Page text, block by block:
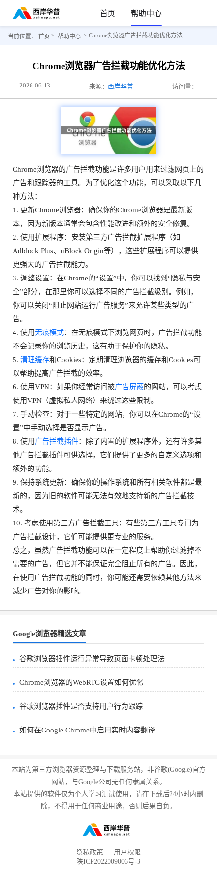
首页 帮助中心
当前位置： 首页 > 帮助中心 > Chrome浏览器广告拦截功能优化方法
Chrome浏览器广告拦截功能优化方法
2026-06-13 来源：西岸华普 访问量：
Chrome浏览器的广告拦截功能是许多用户用来过滤网页上的
广告和跟踪器的工具。为了优化这个功能，可以采取以下几
种方法：
1. 更新Chrome浏览器：确保你的Chrome浏览器是最新版
本，因为新版本通常会包含性能改进和额外的安全修复。
2. 使用扩展程序：安装第三方广告拦截扩展程序（如
Adblock Plus、uBlock Origin等），这些扩展程序可以提供
更强大的广告拦截能力。
3. 调整设置：在Chrome的“设置”中，你可以找到“隐私与安
全”部分，在那里你可以选择不同的广告拦截级别。例如，
你可以关闭“阻止网站运行广告服务”来允许某些类型的广
告。
4. 使用无痕模式：在无痕模式下浏览网页时，广告拦截功能
不会记录你的浏览历史，这有助于保护你的隐私。
5. 清理缓存和Cookies：定期清理浏览器的缓存和Cookies可
以帮助提高广告拦截的效率。
6. 使用VPN：如果你经常访问被广告屏蔽的网站，可以考虑
使用VPN（虚拟私人网络）来绕过这些限制。
7. 手动检查：对于一些特定的网站，你可以在Chrome的“设
置”中手动选择是否显示广告。
8. 使用广告拦截插件：除了内置的扩展程序外，还有许多其
他广告拦截插件可供选择，它们提供了更多的自定义选项和
额外的功能。
9. 保持系统更新：确保你的操作系统和所有相关软件都是最
新的，因为旧的软件可能无法有效地支持新的广告拦截技
术。
10. 考虑使用第三方广告拦截工具：有些第三方工具专门为
广告拦截设计，它们可能提供更专业的服务。
总之，虽然广告拦截功能可以在一定程度上帮助你过滤掉不
需要的广告，但它并不能保证完全阻止所有的广告。因此，
在使用广告拦截功能的同时，你可能还需要依赖其他方法来
减少广告对你的影响。
Google浏览器精选文章
谷歌浏览器插件运行异常导致页面卡顿处理法
Chrome浏览器的WebRTC设置如何优化
谷歌浏览器插件是否支持用户行为跟踪
如何在Google Chrome中启用实时内容翻译
本站为第三方浏览器资源整理与下载服务站，非谷歌(Google)官方
网站，与Google公司无任何隶属关系。
本站提供的软件仅为个人学习测试使用，请在下载后24小时内删
除，不得用于任何商业用途，否则后果自负。
隐私政策
用户权限
陕ICP2022009006号-3